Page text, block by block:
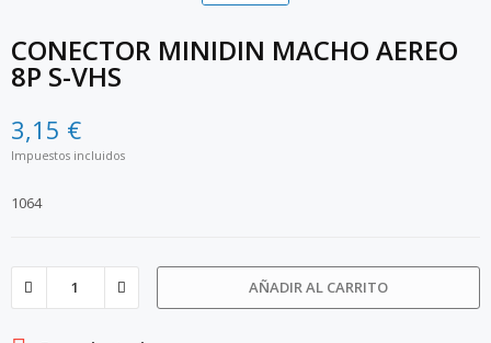
CONECTOR MINIDIN MACHO AEREO
8P S-VHS
3,15 €
Impuestos incluidos
1064
AÑADIR AL CARRITO